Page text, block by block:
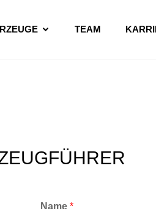
TEAM
Name*